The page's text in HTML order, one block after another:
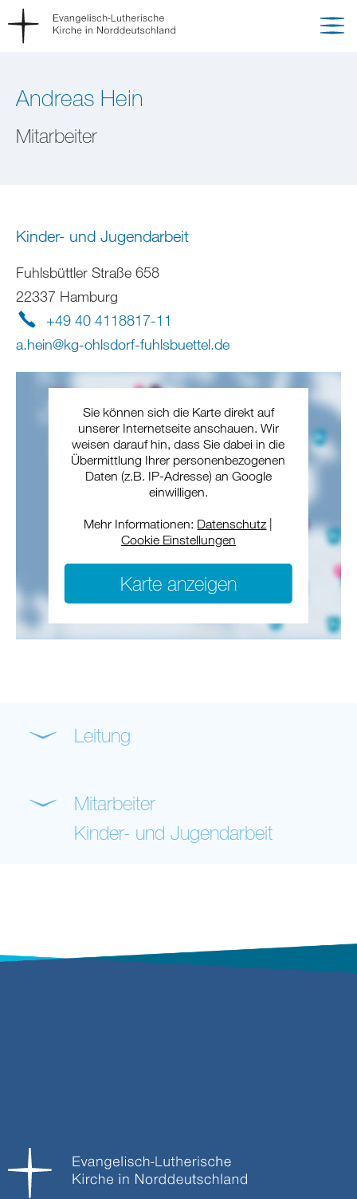
Andreas Hein
Mitarbeiter
Kinder- und Jugendarbeit
Fuhlsbüttler Straße 658
22337 Hamburg
+49 40 4118817-11
a.hein@kg-ohlsdorf-fuhlsbuettel.de
Sie können sich die Karte direkt auf
unserer Internetseite anschauen. Wir
weisen darauf hin, dass Sie dabei in die
Übermittlung Ihrer personenbezogenen
Daten (z.B. IP-Adresse) an Google
einwilligen.
Mehr Informationen: Datenschutz
Cookie Einstellungen
Karte anzeigen
Leitung
Mitarbeiter
Kinder- und Jugendarbeit